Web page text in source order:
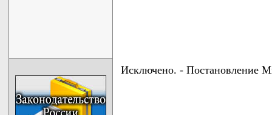
Исключено. - Постановление